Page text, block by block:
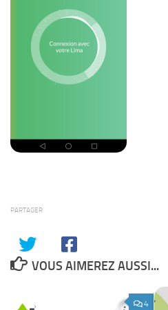
PARTAGER
VOUS AIMEREZ AUSSI...
4